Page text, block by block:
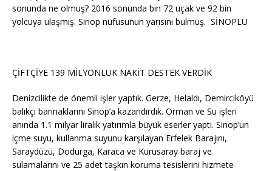
sonunda ne olmuş? 2016 sonunda bin 72 uçak ve 92 bin
yolcuya ulaşmış. Sinop nüfusunun yarısını bulmuş. SİNOPLU
ÇİFTÇİYE 139 MİLYONLUK NAKİT DESTEK VERDİK
Denizcilikte de önemli işler yaptık. Gerze, Helaldı, Demirciköyü
balıkçı barınaklarını Sinop’a kazandırdık. Orman ve Su işleri
anında 1.1 milyar liralık yatırımla büyük eserler yaptı. Sinop’un
içme suyu, kullanma suyunu karşılayan Erfelek Barajını,
Saraydüzü, Dodurga, Karaca ve Kurusaray baraj ve
sulamalarını ve 25 adet taşkın koruma tesislerini hizmete